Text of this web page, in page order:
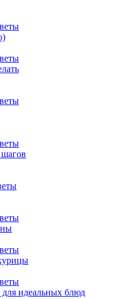
идеальных блюд